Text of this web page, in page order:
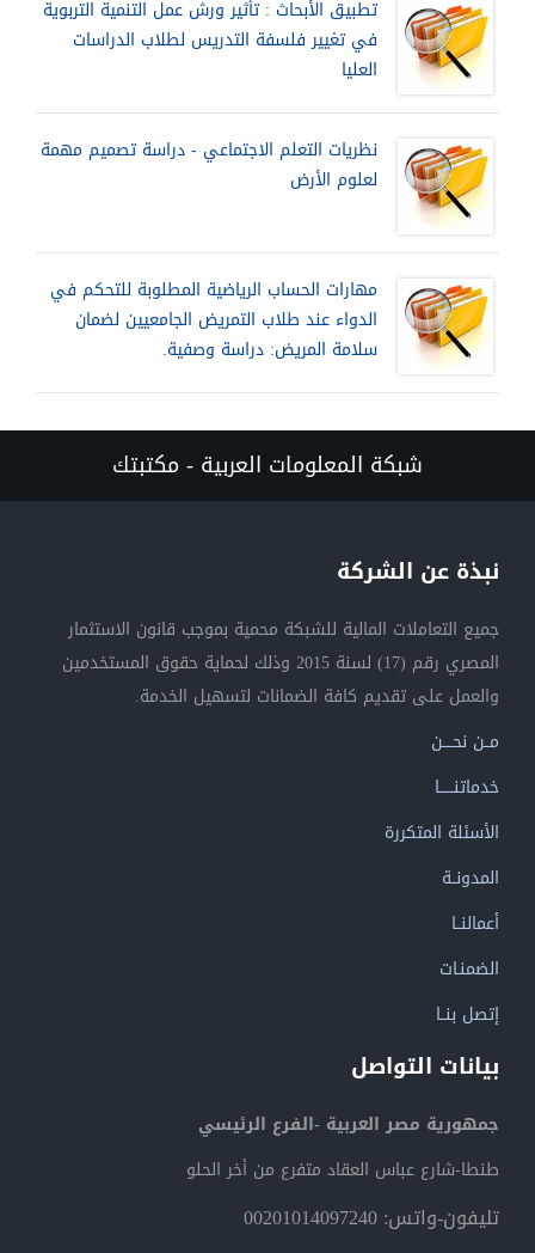
تطبيق الأبحاث : تأثير ورش عمل التنمية التربوية
في تغيير فلسفة التدريس لطلاب الدراسات
العليا
نظريات التعلم الاجتماعي - دراسة تصميم مهمة
لعلوم الأرض
مهارات الحساب الرياضية المطلوبة للتحكم في
الدواء عند طلاب التمريض الجامعيين لضمان
سلامة المريض: دراسة وصفية.
شبكة المعلومات العربية - مكتبتك
نبذة عن الشركة
جميع التعاملات المالية للشبكة محمية بموجب قانون الاستثمار
المصري رقم (17) لسنة 2015 وذلك لحماية حقوق المستخدمين
والعمل على تقديم كافة الضمانات لتسهيل الخدمة.
مــن نحــــن
خدماتنــــــا
الأسئلة المتكررة
المدونــة
أعمالنــا
الضمنـات
إتصل بنــا
بيانات التواصل
جمهورية مصر العربية -الفرع الرئيسي
طنطا-شارع عباس العقاد متفرع من أخر الحلو
تليفون-واتس: 00201014097240